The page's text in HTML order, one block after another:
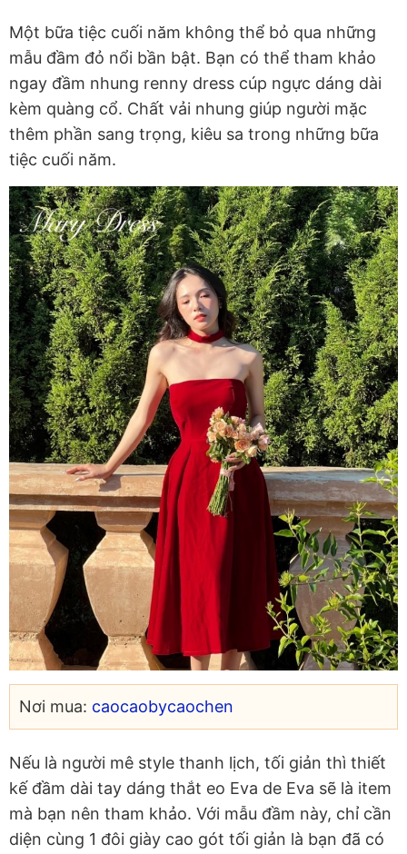
Một bữa tiệc cuối năm không thể bỏ qua những
mẫu đầm đỏ nổi bần bật. Bạn có thể tham khảo
ngay đầm nhung renny dress cúp ngực dáng dài
kèm quàng cổ. Chất vải nhung giúp người mặc
thêm phần sang trọng, kiêu sa trong những bữa
tiệc cuối năm.
Nơi mua: caocaobycaochen
Nếu là người mê style thanh lịch, tối giản thì thiết
kế đầm dài tay dáng thắt eo Eva de Eva sẽ là item
mà bạn nên tham khảo. Với mẫu đầm này, chỉ cần
diện cùng 1 đôi giày cao gót tối giản là bạn đã có